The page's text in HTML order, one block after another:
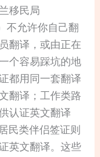
移民局
不允许你自己翻
翻译，或由正在
个容易踩坑的地
都用同一套翻译
翻译；工作类路
认证英文翻译
民类伴侣签证则
英文翻译。这些